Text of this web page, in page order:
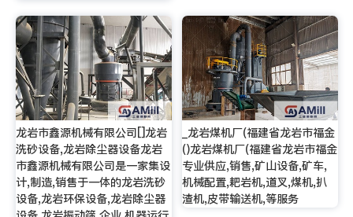
龙岩市鑫源机械有限公司[]龙岩
洗砂设备,龙岩除尘器设备龙岩
市鑫源机械有限公司是一家集设
计,制造,销售于一体的龙岩洗砂
设备,龙岩环保设备,龙岩除尘器
_龙岩煤机厂(福建省龙岩市福金
()龙岩煤机厂(福建省龙岩市福金
专业供应,销售,矿山设备,矿车,
机械配置,耙岩机,道叉,煤机,扒
渣机,皮带输送机,等服务